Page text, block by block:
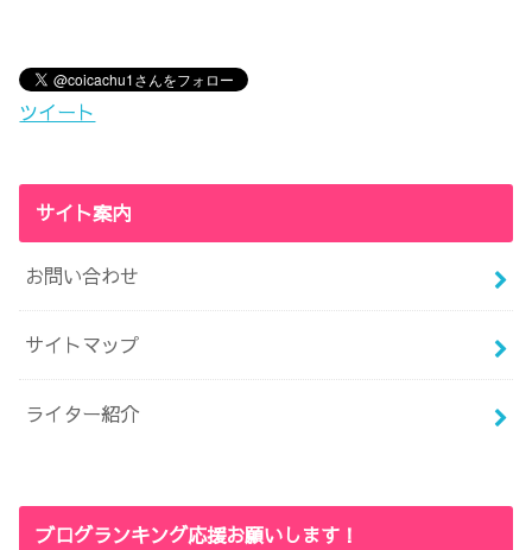
ツイート
サイト案内
お問い合わせ
サイトマップ
ライター紹介
ブログランキング応援お願いします！